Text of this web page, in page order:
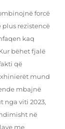
forcë
rezistencë
kaq
bëhet fjalë
që
mund
mbajnë
nga viti 2023,
në
me